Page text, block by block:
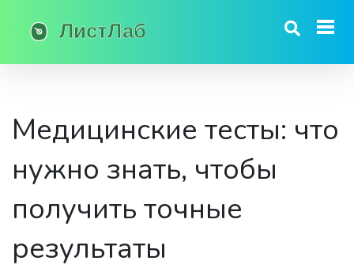
Медицинские тесты: что
нужно знать, чтобы
получить точные
результаты